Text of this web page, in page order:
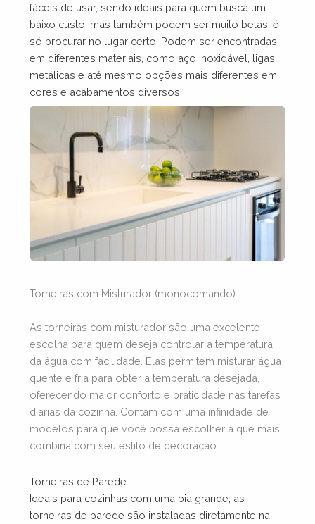
fáceis de usar, sendo ideais para quem busca um
baixo custo, mas também podem ser muito belas, é
só procurar no lugar certo. Podem ser encontradas
em diferentes materiais, como aço inoxidável, ligas
metálicas e até mesmo opções mais diferentes em
cores e acabamentos diversos.
Torneiras com Misturador (monocomando):
As torneiras com misturador são uma excelente
escolha para quem deseja controlar a temperatura
da água com facilidade. Elas permitem misturar água
quente e fria para obter a temperatura desejada,
oferecendo maior conforto e praticidade nas tarefas
diárias da cozinha. Contam com uma infinidade de
modelos para que você possa escolher a que mais
combina com seu estilo de decoração.
Torneiras de Parede:
Ideais para cozinhas com uma pia grande, as
torneiras de parede são instaladas diretamente na